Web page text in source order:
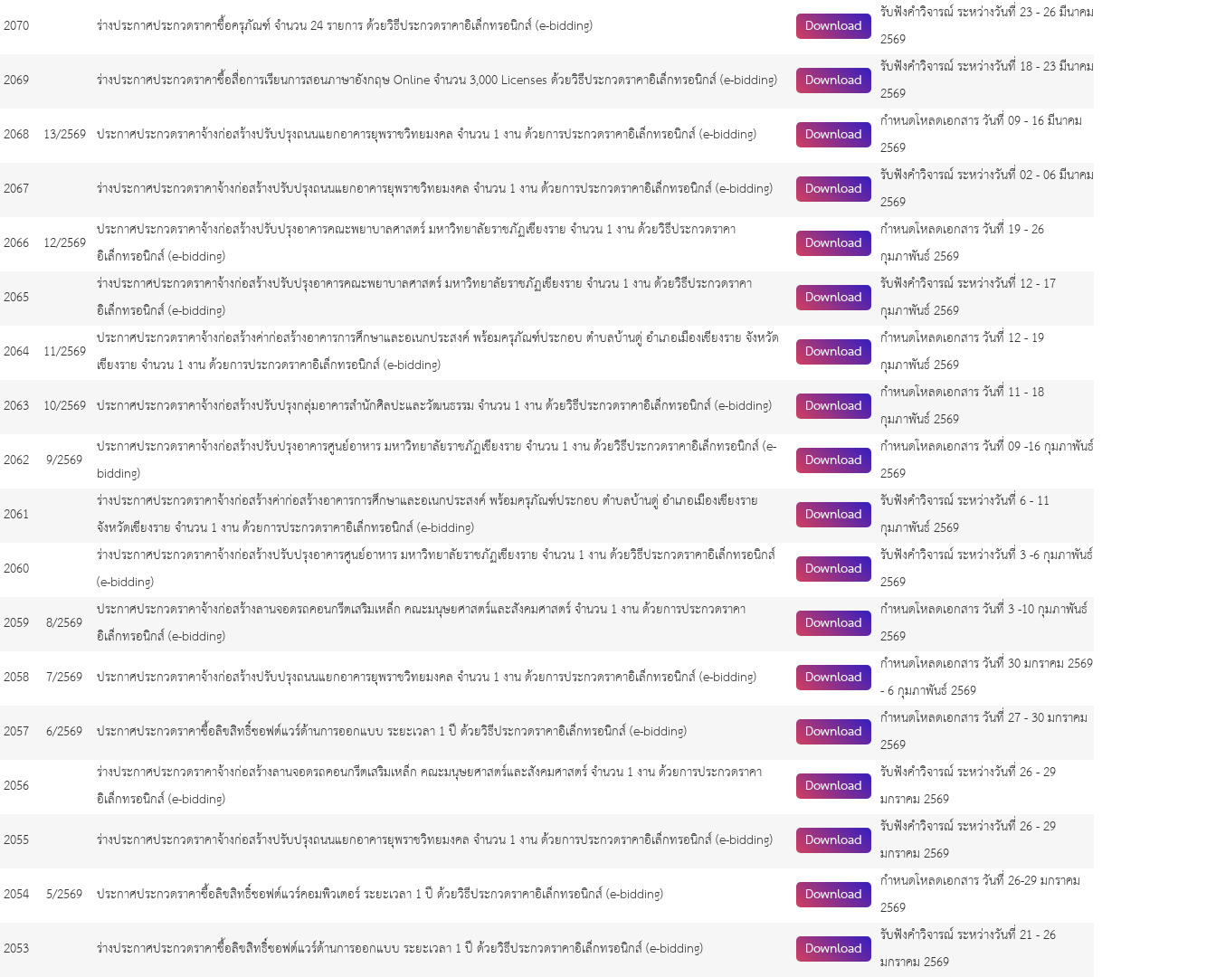
2070
ร่างประกาศประกวดราคาซื้อครุภัณฑ์ จำนวน 24 รายการ ด้วยวิธีประกวดราคาอิเล็กทรอนิกส์ (e-bidding) Download
รับฟังคำวิจารณ์ ระหว่างวันที่ 23 - 26 มีนาคม
2569
2069
ร่างประกาศประกวดราคาซื้อสื่อการเรียนการสอนภาษาอังกฤษ Online จำนวน 3,000 Licenses ด้วยวิธีประกวดราคาอิเล็กทรอนิกส์ (e-bidding) Download
รับฟังคำวิจารณ์ ระหว่างวันที่ 18 - 23 มีนาคม
2569
2068
13/2569 ประกาศประกวดราคาจ้างก่อสร้างปรับปรุงถนนแยกอาคารยุพราชวิทยมงคล จำนวน 1 งาน ด้วยการประกวดราคาอิเล็กทรอนิกส์ (e-bidding) Download
กำหนดโหลดเอกสาร วันที่ 09 - 16 มีนาคม
2569
2067
ร่างประกาศประกวดราคาจ้างก่อสร้างปรับปรุงถนนแยกอาคารยุพราชวิทยมงคล จำนวน 1 งาน ด้วยการประกวดราคาอิเล็กทรอนิกส์ (e-bidding) Download
รับฟังคำวิจารณ์ ระหว่างวันที่ 02 - 06 มีนาคม
2569
2066
12/2569
ประกาศประกวดราคาจ้างก่อสร้างปรับปรุงอาคารคณะพยาบาลศาสตร์ มหาวิทยาลัยราชภัฏเชียงราย จำนวน 1 งาน ด้วยวิธีประกวดราคา
อิเล็กทรอนิกส์ (e-bidding)
Download
กำหนดโหลดเอกสาร วันที่ 19 - 26
กุมภาพันธ์ 2569
2065
ร่างประกาศประกวดราคาจ้างก่อสร้างปรับปรุงอาคารคณะพยาบาลศาสตร์ มหาวิทยาลัยราชภัฏเชียงราย จำนวน 1 งาน ด้วยวิธีประกวดราคา
อิเล็กทรอนิกส์ (e-bidding)
Download
รับฟังคำวิจารณ์ ระหว่างวันที่ 12 - 17
กุมภาพันธ์ 2569
2064
11/2569
ประกาศประกวดราคาจ้างก่อสร้างค่าก่อสร้างอาคารการศึกษาและอเนกประสงค์ พร้อมครุภัณฑ์ประกอบ ตำบลบ้านดู่ อำเภอเมืองเชียงราย จังหวัด
เชียงราย จำนวน 1 งาน ด้วยการประกวดราคาอิเล็กทรอนิกส์ (e-bidding)
Download
กำหนดโหลดเอกสาร วันที่ 12 - 19
กุมภาพันธ์ 2569
2063
10/2569 ประกาศประกวดราคาจ้างก่อสร้างปรับปรุงกลุ่มอาคารสำนักศิลปะและวัฒนธรรม จำนวน 1 งาน ด้วยวิธีประกวดราคาอิเล็กทรอนิกส์ (e-bidding) Download
กำหนดโหลดเอกสาร วันที่ 11 - 18
กุมภาพันธ์ 2569
2062
9/2569
ประกาศประกวดราคาจ้างก่อสร้างปรับปรุงอาคารศูนย์อาหาร มหาวิทยาลัยราชภัฏเชียงราย จำนวน 1 งาน ด้วยวิธีประกวดราคาอิเล็กทรอนิกส์ (e-
bidding)
Download
กำหนดโหลดเอกสาร วันที่ 09 -16 กุมภาพันธ์
2569
2061
ร่างประกาศประกวดราคาจ้างก่อสร้างค่าก่อสร้างอาคารการศึกษาและอเนกประสงค์ พร้อมครุภัณฑ์ประกอบ ตำบลบ้านดู่ อำเภอเมืองเชียงราย
จังหวัดเชียงราย จำนวน 1 งาน ด้วยการประกวดราคาอิเล็กทรอนิกส์ (e-bidding)
Download
รับฟังคำวิจารณ์ ระหว่างวันที่ 6 - 11
กุมภาพันธ์ 2569
2060
ร่างประกาศประกวดราคาจ้างก่อสร้างปรับปรุงอาคารศูนย์อาหาร มหาวิทยาลัยราชภัฏเชียงราย จำนวน 1 งาน ด้วยวิธีประกวดราคาอิเล็กทรอนิกส์
(e-bidding)
Download
รับฟังคำวิจารณ์ ระหว่างวันที่ 3 -6 กุมภาพันธ์
2569
2059
8/2569
ประกาศประกวดราคาจ้างก่อสร้างลานจอดรถคอนกรีตเสริมเหล็ก คณะมนุษยศาสตร์และสังคมศาสตร์ จำนวน 1 งาน ด้วยการประกวดราคา
อิเล็กทรอนิกส์ (e-bidding)
Download
กำหนดโหลดเอกสาร วันที่ 3 -10 กุมภาพันธ์
2569
2058
7/2569 ประกาศประกวดราคาจ้างก่อสร้างปรับปรุงถนนแยกอาคารยุพราชวิทยมงคล จำนวน 1 งาน ด้วยการประกวดราคาอิเล็กทรอนิกส์ (e-bidding) Download
กำหนดโหลดเอกสาร วันที่ 30 มกราคม 2569
- 6 กุมภาพันธ์ 2569
2057
6/2569 ประกาศประกวดราคาซื้อลิขสิทธิ์ซอฟต์แวร์ด้านการออกแบบ ระยะเวลา 1 ปี ด้วยวิธีประกวดราคาอิเล็กทรอนิกส์ (e-bidding) Download
กำหนดโหลดเอกสาร วันที่ 27 - 30 มกราคม
2569
2056
ร่างประกาศประกวดราคาจ้างก่อสร้างลานจอดรถคอนกรีตเสริมเหล็ก คณะมนุษยศาสตร์และสังคมศาสตร์ จำนวน 1 งาน ด้วยการประกวดราคา
อิเล็กทรอนิกส์ (e-bidding)
Download
รับฟังคำวิจารณ์ ระหว่างวันที่ 26 - 29
มกราคม 2569
2055
ร่างประกาศประกวดราคาจ้างก่อสร้างปรับปรุงถนนแยกอาคารยุพราชวิทยมงคล จำนวน 1 งาน ด้วยการประกวดราคาอิเล็กทรอนิกส์ (e-bidding) Download
รับฟังคำวิจารณ์ ระหว่างวันที่ 26 - 29
มกราคม 2569
2054
5/2569 ประกาศประกวดราคาซื้อลิขสิทธิ์ซอฟต์แวร์คอมพิวเตอร์ ระยะเวลา 1 ปี ด้วยวิธีประกวดราคาอิเล็กทรอนิกส์ (e-bidding) Download
กำหนดโหลดเอกสาร วันที่ 26-29 มกราคม
2569
2053
ร่างประกาศประกวดราคาซื้อลิขสิทธิ์ซอฟต์แวร์ด้านการออกแบบ ระยะเวลา 1 ปี ด้วยวิธีประกวดราคาอิเล็กทรอนิกส์ (e-bidding) Download
รับฟังคำวิจารณ์ ระหว่างวันที่ 21 - 26
มกราคม 2569